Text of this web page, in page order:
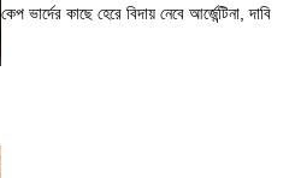
কেপ ভার্দের কাছে হেরে বিদায় নেবে আর্জেন্টিনা, দাবি